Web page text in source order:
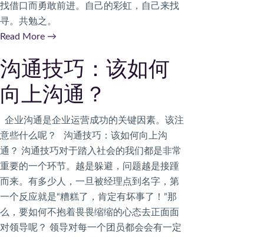
找借口而勇敢前进。自己的彩虹，自己来找
寻。共勉之。
Read More →
沟通技巧：该如何
向上沟通？
企业沟通是企业运营成功的关键因素。该注
意些什么呢？ ​​沟通技巧：该如何向上沟
通？ 沟通技巧对于踏入社会的我们都是非常
重要的一个环节。越是躲避，问题越是接踵
而来。有多少人，一旦被经理点到名字，第
一个反应就是“糟糕了，肯定有坏事了！”那
么，要如何不抱着畏畏缩缩的心态去正面面
对领导呢？ 领导对每一个团员都会会有一定